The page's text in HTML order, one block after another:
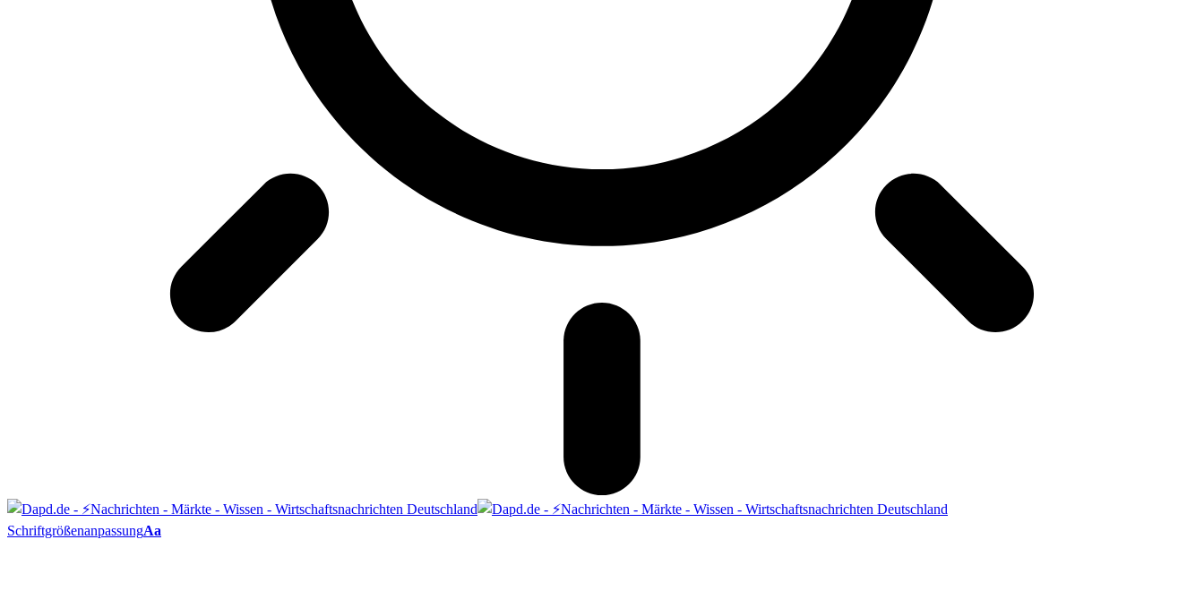
SchriftgrößenanpassungAa